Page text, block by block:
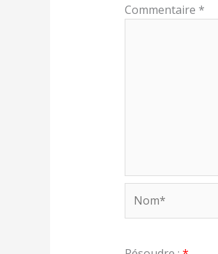
Commentaire *